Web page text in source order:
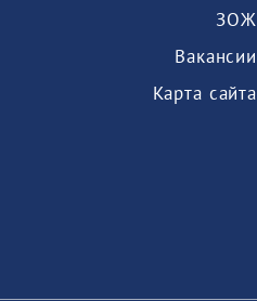
ЗОЖ
Вакансии
Карта сайта